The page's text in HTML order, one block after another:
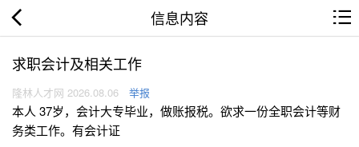
信息内容
求职会计及相关工作
隆林人才网 2026.08.06 举报
本人 37岁，会计大专毕业，做账报税。欲求一份全职会计等财
务类工作。有会计证